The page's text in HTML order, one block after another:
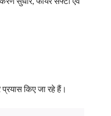
किए जा रहे हैं।